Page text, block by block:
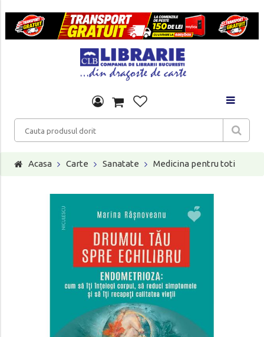
Acasa Carte Sanatate Medicina pentru toti